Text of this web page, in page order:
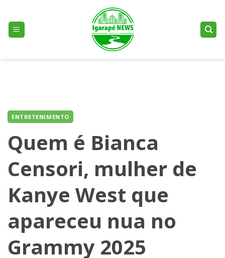
content
ENTRETENIMENTO
Quem é Bianca
Censori, mulher de
Kanye West que
apareceu nua no
Grammy 2025